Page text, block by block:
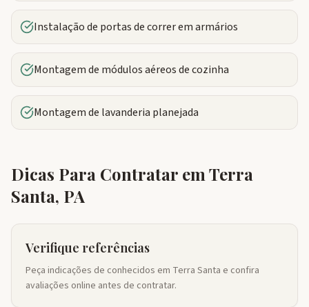
Instalação de portas de correr em armários
Montagem de módulos aéreos de cozinha
Montagem de lavanderia planejada
Dicas Para Contratar em Terra
Santa, PA
Verifique referências
Peça indicações de conhecidos em Terra Santa e confira
avaliações online antes de contratar.